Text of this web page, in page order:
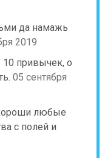
да намажь
2019
привычек, о
05 сентября
любые
с полей и